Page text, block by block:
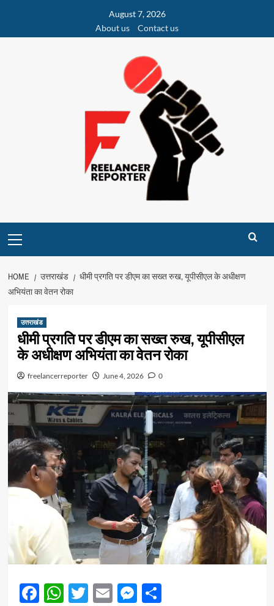
content
August 7, 2026
About us
Contact us
Menu
HOME उत्तराखंड
धीमी प्रगति पर डीएम का सख्त रुख, यूपीसीएल के अधीक्षण
अभियंता का वेतन रोका
उत्तराखंड
धीमी प्रगति पर डीएम का सख्त रुख, यूपीसीएल
के अधीक्षण अभियंता का वेतन रोका
freelancerreporter June 4, 2026 0
Facebook
WhatsApp
Twitter
EmailMessenger
Share